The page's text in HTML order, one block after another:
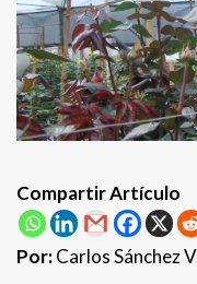
Compartir Artículo
Por:Carlos Sánchez